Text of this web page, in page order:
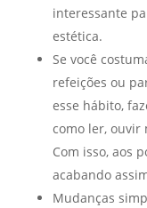
interessante
estética.
Se você
refeições ou
esse hábito,
como ler, ouvir
Com isso, aos
acabando
Mudanças